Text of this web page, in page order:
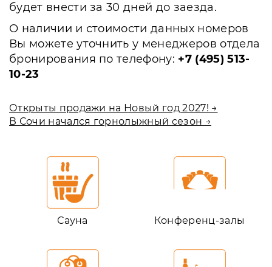
будет внести за 30 дней до заезда.
О наличии и стоимости данных номеров
Вы можете уточнить у менеджеров отдела
бронирования по телефону: +7 (495) 513-
10-23
Открыты продажи на Новый год 2027! →
В Сочи начался горнолыжный сезон →
Сауна Конференц-залы